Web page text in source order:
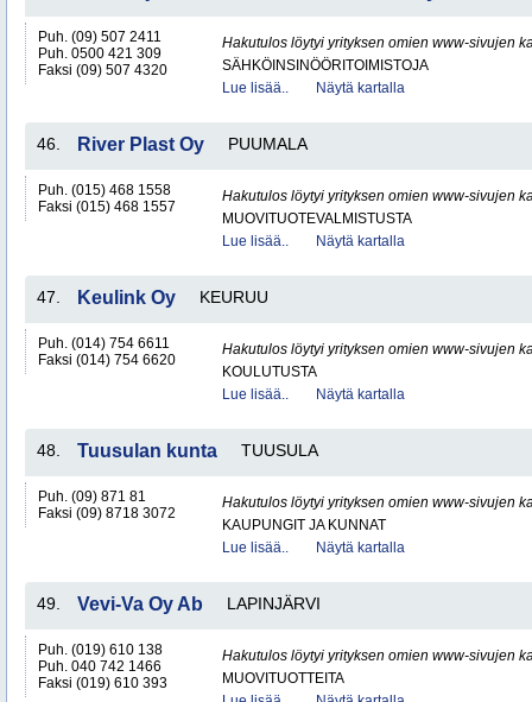
Puh. (09) 507 2411
Puh. 0500 421 309
Faksi (09) 507 4320
Hakutulos löytyi yrityksen omien www-sivujen
SÄHKÖINSINÖÖRITOIMISTOJA
Lue lisää..
Näytä kartalla
46. River Plast Oy PUUMALA
Puh. (015) 468 1558
Faksi (015) 468 1557
Hakutulos löytyi yrityksen omien www-sivujen
MUOVITUOTEVALMISTUSTA
Lue lisää..
Näytä kartalla
47. Keulink Oy KEURUU
Puh. (014) 754 6611
Faksi (014) 754 6620
Hakutulos löytyi yrityksen omien www-sivujen
KOULUTUSTA
Lue lisää..
Näytä kartalla
48. Tuusulan kunta TUUSULA
Puh. (09) 871 81
Faksi (09) 8718 3072
Hakutulos löytyi yrityksen omien www-sivujen
KAUPUNGIT JA KUNNAT
Lue lisää..
Näytä kartalla
49. Vevi-Va Oy Ab LAPINJÄRVI
Puh. (019) 610 138
Puh. 040 742 1466
Faksi (019) 610 393
Hakutulos löytyi yrityksen omien www-sivujen
MUOVITUOTTEITA